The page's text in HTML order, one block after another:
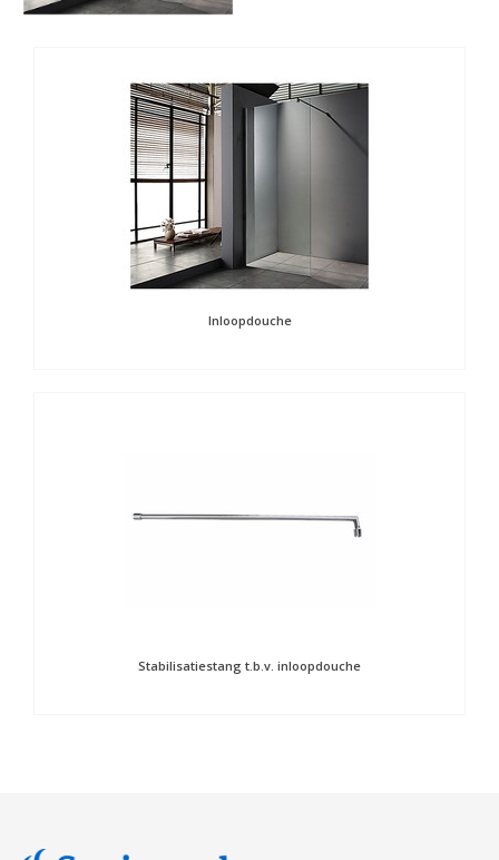
Inloopdouche
Stabilisatiestang t.b.v. inloopdouche